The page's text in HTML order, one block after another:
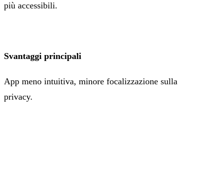
più accessibili.
Svantaggi principali
App meno intuitiva, minore focalizzazione sulla
privacy.